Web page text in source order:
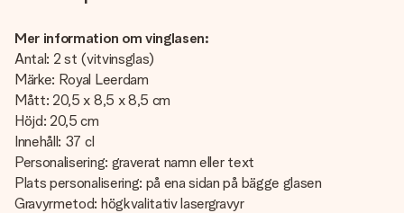
Mer information om vinglasen:
Antal: 2 st (vitvinsglas)
Märke: Royal Leerdam
Mått: 20,5 x 8,5 x 8,5 cm
Höjd: 20,5 cm
Innehåll: 37 cl
Personalisering: graverat namn eller text
Plats personalisering: på ena sidan på bägge glasen
Gravyrmetod: högkvalitativ lasergravyr